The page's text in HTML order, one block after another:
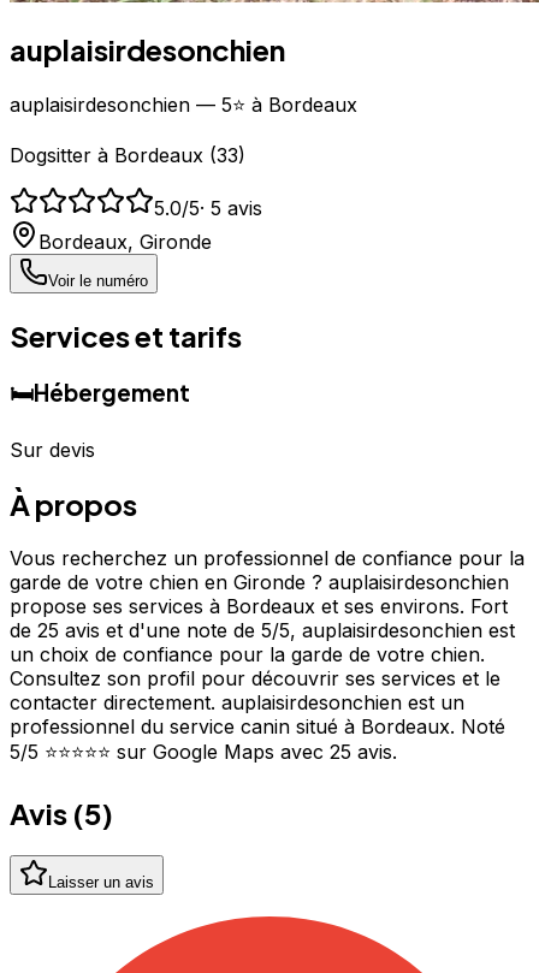
auplaisirdesonchien
auplaisirdesonchien — 5⭐ à Bordeaux
Dogsitter à Bordeaux (33)
5.0/5· 5 avis
Bordeaux, Gironde
Voir le numéro
Services et tarifs
🛏️Hébergement
Sur devis
À propos
Vous recherchez un professionnel de confiance pour la
garde de votre chien en Gironde ? auplaisirdesonchien
propose ses services à Bordeaux et ses environs. Fort
de 25 avis et d'une note de 5/5, auplaisirdesonchien est
un choix de confiance pour la garde de votre chien.
Consultez son profil pour découvrir ses services et le
contacter directement. auplaisirdesonchien est un
professionnel du service canin situé à Bordeaux. Noté
5/5 ⭐⭐⭐⭐⭐ sur Google Maps avec 25 avis.
Avis (5)
Laisser un avis